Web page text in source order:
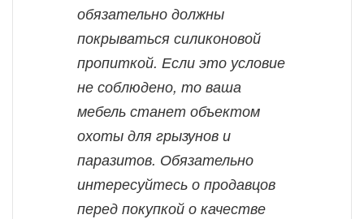
обязательно должны
покрываться силиконовой
пропиткой. Если это условие
не соблюдено, то ваша
мебель станет объектом
охоты для грызунов и
паразитов. Обязательно
интересуйтесь о продавцов
перед покупкой о качестве